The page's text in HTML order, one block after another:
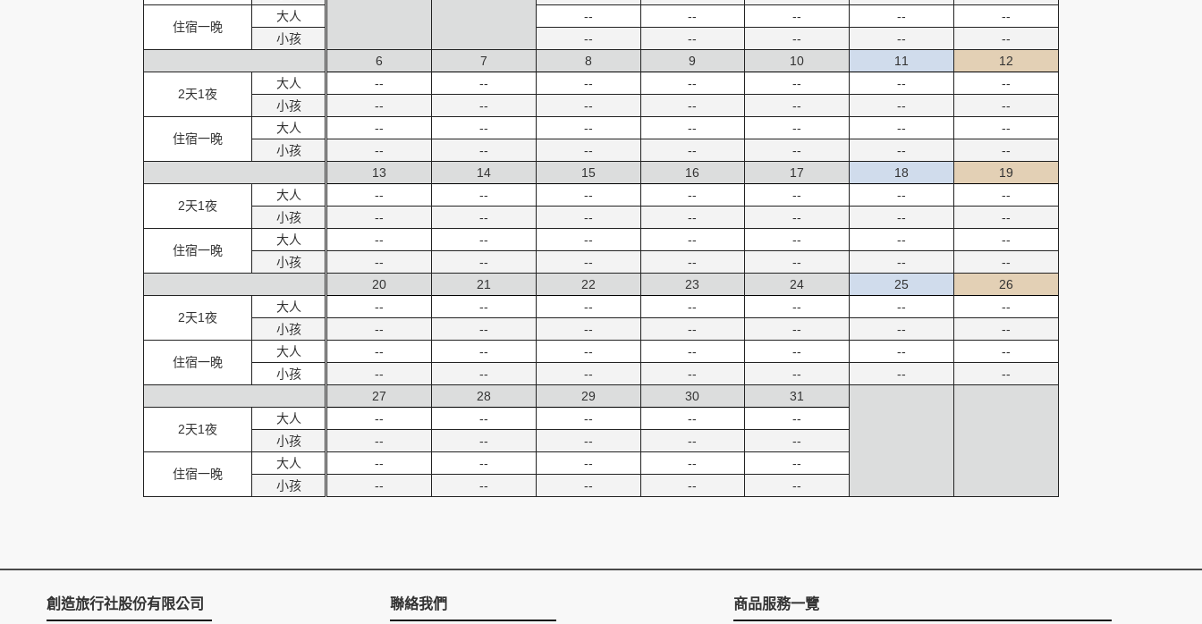
住宿一晚
大人
小孩
2天1夜
大人
小孩
住宿一晚
大人
小孩
2天1夜
大人
小孩
住宿一晚
大人
小孩
2天1夜
大人
小孩
住宿一晚
大人
小孩
2天1夜
大人
小孩
住宿一晚
大人
小孩
--
--
--
--
--
--
--
--
--
--
6
--
--
--
--
7
--
--
--
--
8
--
--
--
--
9
--
--
--
--
10
--
--
--
--
11
--
--
--
--
12
--
--
--
--
13
--
--
--
--
14
--
--
--
--
15
--
--
--
--
16
--
--
--
--
17
--
--
--
--
18
--
--
--
--
19
--
--
--
--
20
--
--
--
--
21
--
--
--
--
22
--
--
--
--
23
--
--
--
--
24
--
--
--
--
25
--
--
--
--
26
--
--
--
--
27
--
--
--
--
28
--
--
--
--
29
--
--
--
--
30
--
--
--
--
31
--
--
--
--
創造旅行社股份有限公司 聯絡我們 商品服務一覽